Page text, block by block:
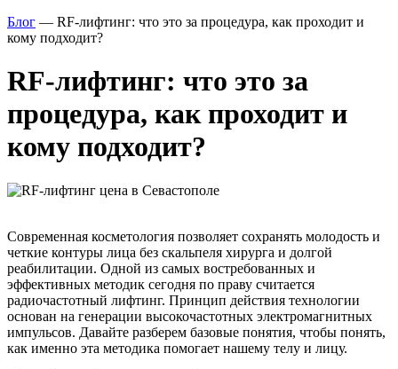
Блог — RF-лифтинг: что это за процедура, как проходит и
кому подходит?
RF-лифтинг: что это за
процедура, как проходит и
кому подходит?
Современная косметология позволяет сохранять молодость и
четкие контуры лица без скальпеля хирурга и долгой
реабилитации. Одной из самых востребованных и
эффективных методик сегодня по праву считается
радиочастотный лифтинг. Принцип действия технологии
основан на генерации высокочастотных электромагнитных
импульсов. Давайте разберем базовые понятия, чтобы понять,
как именно эта методика помогает нашему телу и лицу.